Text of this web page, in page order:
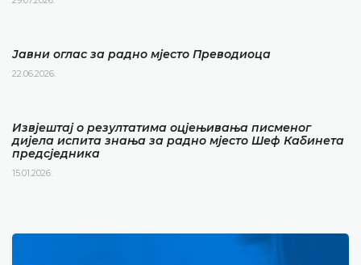
Јавни оглас за радно мјесто Преводиоца
22.06.2026.
Извјештај о резултатима оцјењивања писменог
дијела испита знања за радно мјесто Шеф Кабинета
предсједника
15.01.2026.